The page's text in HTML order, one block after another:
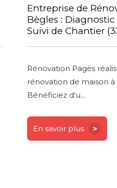
Entreprise de
Bègles :
Suivi de Chantier
Rénovation Pagès
rénovation de maison
Bénéficiez d'u...
En savoir plus